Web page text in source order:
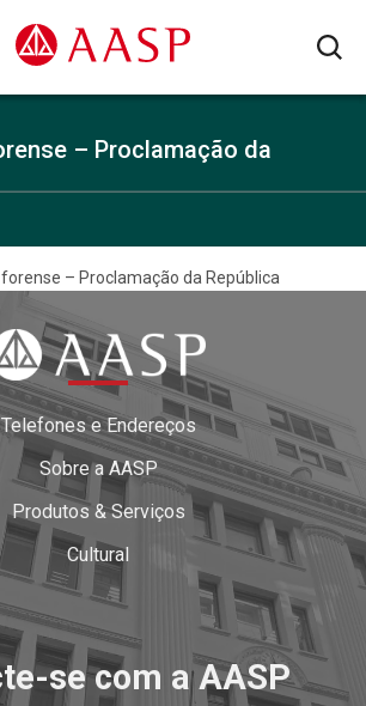
– Proclamação da
– Proclamação da República
Telefones e Endereços
Sobre a AASP
Produtos & Serviços
Cultural
se com a AASP